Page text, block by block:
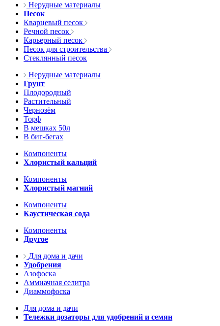
Нерудные материалы
Песок
Кварцевый песок
Речной песок
Карьерный песок
Песок для строительства
Стеклянный песок
Нерудные материалы
Грунт
Плодородный
Растительный
Чернозём
Торф
В мешках 50л
В биг-бегах
Компоненты
Хлористый кальций
Компоненты
Хлористый магний
Компоненты
Каустическая сода
Компоненты
Другое
Для дома и дачи
Удобрения
Азофоска
Аммиачная селитра
Диаммофоска
Для дома и дачи
Тележки дозаторы для удобрений и семян